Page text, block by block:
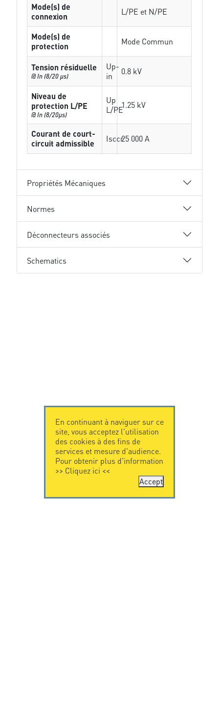
Mode(s) de
connexion
L/PE et N/PE
Mode(s) de
protection
Mode Commun
Tension résiduelle
@ In (8/20 µs)
Up-
in
0.8 kV
Niveau de
protection L/PE
@ In (8/20µs)
Up
L/PE1.25 kV
Courant de court-
circuit admissible
Isccr25 000 A
Propriétés Mécaniques
Normes
Déconnecteurs associés
Schematics
En continuant à naviguer sur ce
site, vous acceptez l'utilisation
des cookies à des fins de
services et mesure d'audience.
Pour obtenir plus d'information
>> Cliquez ici <<
Accept